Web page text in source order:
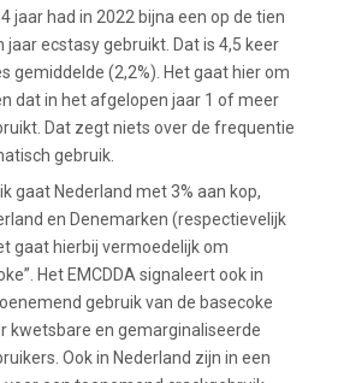
jaar had in 2022 bijna een op de tien
jaar ecstasy gebruikt. Dat is 4,5 keer
gemiddelde (2,2%). Het gaat hier om
dat in het afgelopen jaar 1 of meer
Dat zegt niets over de frequentie
gebruik.
gaat Nederland met 3% aan kop,
en Denemarken (respectievelijk
gaat hierbij vermoedelijk om
Het EMCDDA signaleert ook in
gebruik van de basecoke
kwetsbare en gemarginaliseerde
Ook in Nederland zijn in een